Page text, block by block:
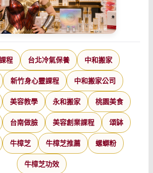
程 台北冷氣保養 中和搬家
新竹身心靈課程 中和搬家公司
美容教學 永和搬家 桃園美食
台南做臉 美容創業課程 頌缽
牛樟芝 牛樟芝推薦 螺螄粉
牛樟芝功效